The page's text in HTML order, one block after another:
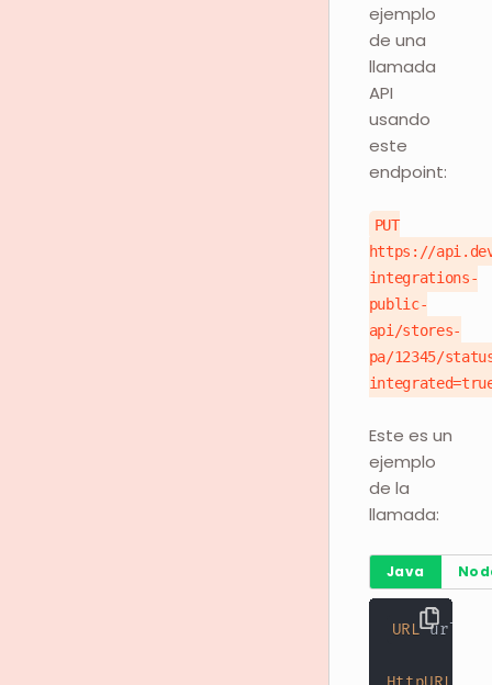
ejemplo
de una
llamada
API
usando
este
endpoint:
PUT
https://
integrations-
public-
api/stores-
pa/12345/
Este es un
ejemplo
de la
llamada:
Java
URL url